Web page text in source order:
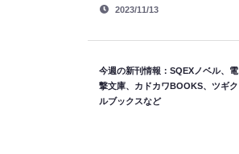
2023/11/13
今週の新刊情報：SQEXノベル、電
撃文庫、カドカワBOOKS、ツギク
ルブックスなど